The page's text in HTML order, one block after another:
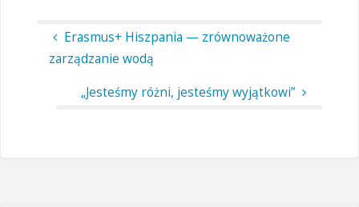
Erasmus+ Hiszpania — zrównoważone
zarządzanie wodą
„Jesteśmy różni, jesteśmy wyjątkowi”